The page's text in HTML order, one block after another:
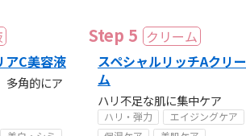
アC美容液
多角的にア
スペシャルリッチAクリー
ム
ハリ不足な肌に集中ケア
ハリ・弾力
エイジングケア